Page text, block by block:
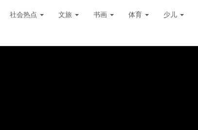
社会热点 文旅 书画 体育 少儿